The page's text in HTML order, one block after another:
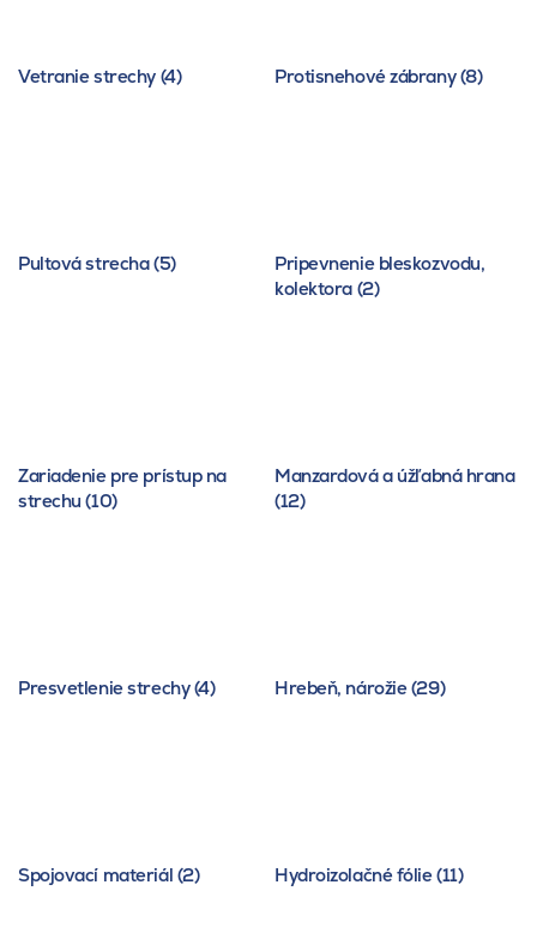
Vetranie strechy (4) Protisnehové zábrany (8)
Pultová strecha (5)
Pripevnenie bleskozvodu,
kolektora (2)
Zariadenie pre prístup na
strechu (10)
Manzardová a úžľabná hrana
(12)
Presvetlenie strechy (4) Hrebeň, nárožie (29)
Spojovací materiál (2) Hydroizolačné fólie (11)